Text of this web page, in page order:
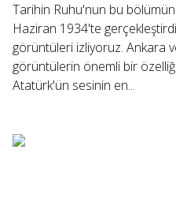
Tarihin Ruhu'nun bu
Haziran 1934'te
görüntüleri izliyoruz. Ankara
görüntülerin önemli bir
Atatürk'ün sesinin en...